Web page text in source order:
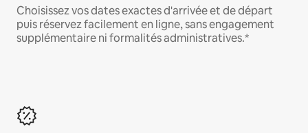
Choisissez vos dates exactes d'arrivée et de départ
puis réservez facilement en ligne, sans engagement
supplémentaire ni formalités administratives.*